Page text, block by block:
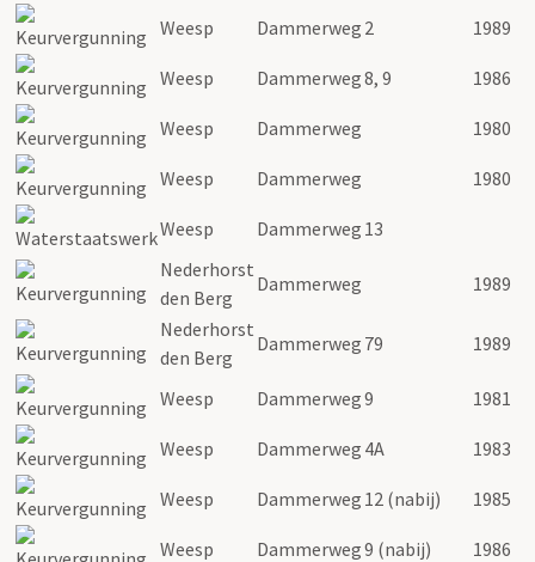
Weesp Dammerweg 2 1989
Weesp Dammerweg8, 9 1986
Weesp Dammerweg 1980
Weesp Dammerweg 1980
Weesp Dammerweg 13
Nederhorst
den Berg
Dammerweg
1989
Nederhorst
den Berg
Dammerweg 79 1989
Weesp Dammerweg9 1981
Weesp Dammerweg 4A 1983
Weesp Dammerweg 12 (nabij) 1985
Weesp Dammerweg9 (nabij) 1986